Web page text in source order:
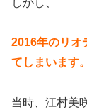
2016年のリオ
てしまいます。
当時、江村美